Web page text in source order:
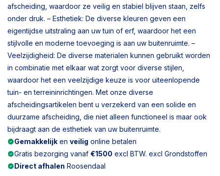
afscheiding, waardoor ze veilig en stabiel blijven staan, zelfs
onder druk. – Esthetiek: De diverse kleuren geven een
eigentijdse uitstraling aan uw tuin of erf, waardoor het een
stijlvolle en moderne toevoeging is aan uw buitenruimte. –
Veelzijdigheid: De diverse materialen kunnen gebruikt worden
in combinatie met elkaar wat zorgt voor diverse stijlen,
waardoor het een veelzijdige keuze is voor uiteenlopende
tuin- en terreininrichtingen. Met onze diverse
afscheidingsartikelen bent u verzekerd van een solide en
duurzame afscheiding, die niet alleen functioneel is maar ook
bijdraagt aan de esthetiek van uw buitenruimte.
Gemakkelijk en veilig online betalen
Gratis bezorging vanaf €1500 excl BTW. excl Grondstoffen
Direct afhalen Roosendaal